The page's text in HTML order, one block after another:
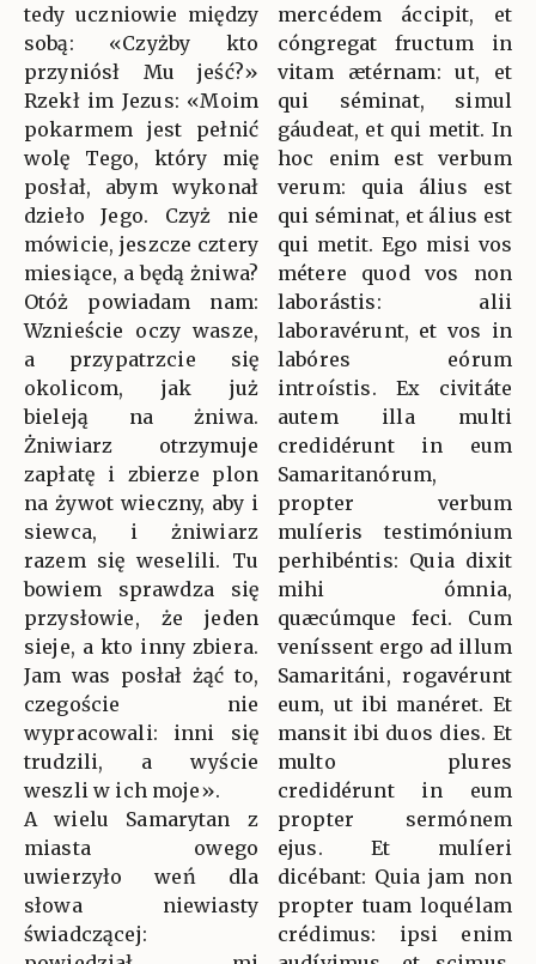
tedy uczniowie między
sobą: «Czyżby kto
przyniósł Mu jeść?»
Rzekł im Jezus: «Moim
pokarmem jest pełnić
wolę Tego, który mię
posłał, abym wykonał
dzieło Jego. Czyż nie
mówicie, jeszcze cztery
miesiące, a będą żniwa?
Otóż powiadam nam:
Wznieście oczy wasze,
a przypatrzcie się
okolicom, jak już
bieleją na żniwa.
Żniwiarz otrzymuje
zapłatę i zbierze plon
na żywot wieczny, aby i
siewca, i żniwiarz
razem się weselili. Tu
bowiem sprawdza się
przysłowie, że jeden
sieje, a kto inny zbiera.
Jam was posłał żąć to,
czegoście nie
wypracowali: inni się
trudzili, a wyście
weszli w ich moje».
A wielu Samarytan z
miasta owego
uwierzyło weń dla
słowa niewiasty
świadczącej:
mercédem áccipit, et
cóngregat fructum in
vitam ætérnam: ut, et
qui séminat, simul
gáudeat, et qui metit. In
hoc enim est verbum
verum: quia álius est
qui séminat, et álius est
qui metit. Ego misi vos
métere quod vos non
laborástis: alii
laboravérunt, et vos in
labóres eórum
introístis. Ex civitáte
autem illa multi
credidérunt in eum
Samaritanórum,
propter verbum
mulíeris testimónium
perhibéntis: Quia dixit
mihi ómnia,
quæcúmque feci. Cum
veníssent ergo ad illum
Samaritáni, rogavérunt
eum, ut ibi manéret. Et
mansit ibi duos dies. Et
multo plures
credidérunt in eum
propter sermónem
ejus. Et mulíeri
dicébant: Quia jam non
propter tuam loquélam
crédimus: ipsi enim